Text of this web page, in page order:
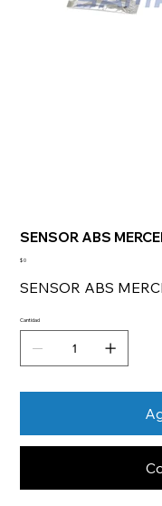
SENSOR ABS
Precio
$ 0
SENSOR ABS
Cantidad